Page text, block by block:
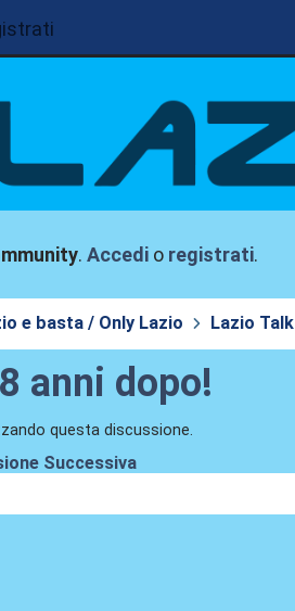
.Accedi o registrati.
e basta / Only Lazio Lazio Talk
anni dopo!
questa discussione.
Successiva